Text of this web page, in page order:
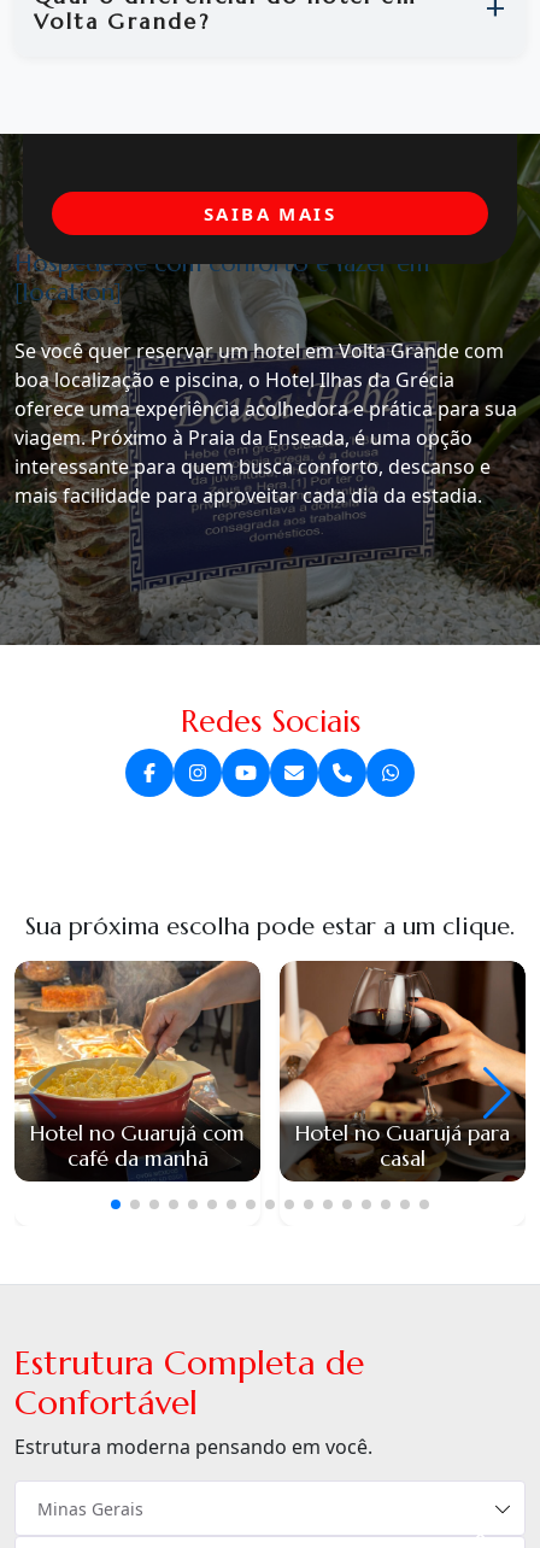
Volta Grande?
Hospede-se com conforto e lazer em
[location]
Se você quer reservar um hotel em Volta Grande com
boa localização e piscina, o Hotel Ilhas da Grécia
oferece uma experiência acolhedora e prática para sua
viagem. Próximo à Praia da Enseada, é uma opção
interessante para quem busca conforto, descanso e
mais facilidade para aproveitar cada dia da estadia.
SAIBA MAIS
Redes Sociais
Sua próxima escolha pode estar a um clique.
Hotel no Guarujá com
café da manhã
Hotel no Guarujá para
casal
Estrutura Completa de
Confortável
Estrutura moderna pensando em você.
×
Minas Gerais